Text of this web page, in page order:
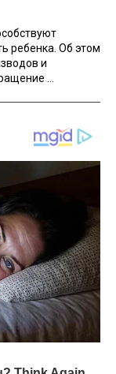
ребенка. Об этом
и
...